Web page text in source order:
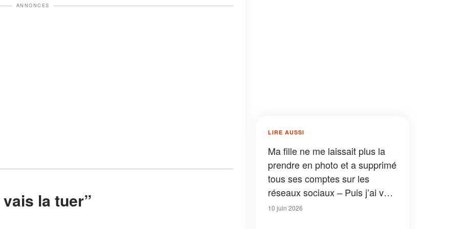
ANNONCES
vais la tuer”
LIRE AUSSI
Ma fille ne me laissait plus la
prendre en photo et a supprimé
tous ses comptes sur les
réseaux sociaux – Puis j’ai vu
son visage sur une affiche
10 juin 2026